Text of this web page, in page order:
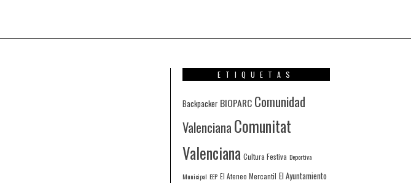
ETIQUETAS
Backpacker BIOPARC Comunidad
Valenciana Comunitat
Valenciana Cultura Festiva Deportiva
Municipal EEP El Ateneo Mercantil El Ayuntamiento